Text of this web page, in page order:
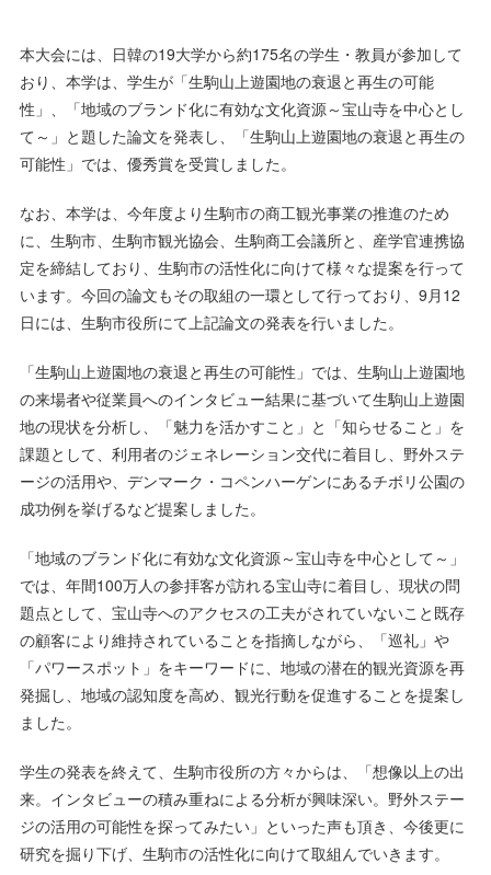
本大会には、日韓の19大学から約175名の学生・教員が参加して
おり、本学は、学生が「生駒山上遊園地の衰退と再生の可能
性」、「地域のブランド化に有効な文化資源～宝山寺を中心とし
て～」と題した論文を発表し、「生駒山上遊園地の衰退と再生の
可能性」では、優秀賞を受賞しました。
なお、本学は、今年度より生駒市の商工観光事業の推進のため
に、生駒市、生駒市観光協会、生駒商工会議所と、産学官連携協
定を締結しており、生駒市の活性化に向けて様々な提案を行って
います。今回の論文もその取組の一環として行っており、9月12
日には、生駒市役所にて上記論文の発表を行いました。
「生駒山上遊園地の衰退と再生の可能性」では、生駒山上遊園地
の来場者や従業員へのインタビュー結果に基づいて生駒山上遊園
地の現状を分析し、「魅力を活かすこと」と「知らせること」を
課題として、利用者のジェネレーション交代に着目し、野外ステ
ージの活用や、デンマーク・コペンハーゲンにあるチボリ公園の
成功例を挙げるなど提案しました。
「地域のブランド化に有効な文化資源～宝山寺を中心として～」
では、年間100万人の参拝客が訪れる宝山寺に着目し、現状の問
題点として、宝山寺へのアクセスの工夫がされていないこと既存
の顧客により維持されていることを指摘しながら、「巡礼」や
「パワースポット」をキーワードに、地域の潜在的観光資源を再
発掘し、地域の認知度を高め、観光行動を促進することを提案し
ました。
学生の発表を終えて、生駒市役所の方々からは、「想像以上の出
来。インタビューの積み重ねによる分析が興味深い。野外ステー
ジの活用の可能性を探ってみたい」といった声も頂き、今後更に
研究を掘り下げ、生駒市の活性化に向けて取組んでいきます。